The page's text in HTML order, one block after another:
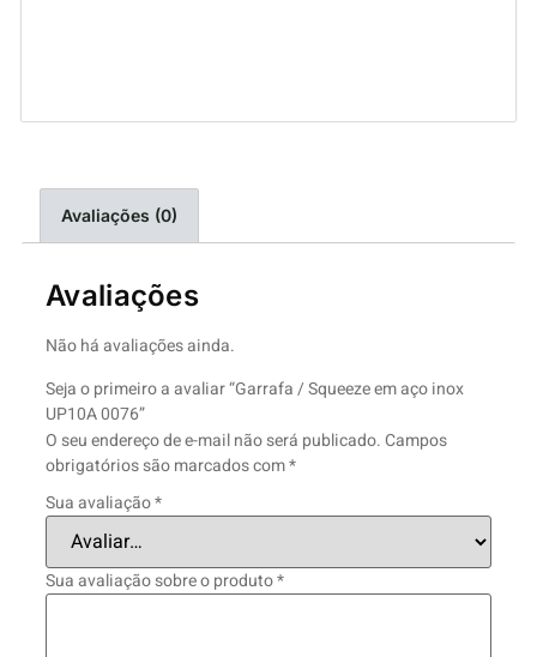
Avaliações (0)
Avaliações
Não há avaliações ainda.
Seja o primeiro a avaliar “Garrafa / Squeeze em aço inox
UP10A 0076”
O seu endereço de e-mail não será publicado.Campos
obrigatórios são marcados com*
Sua avaliação*
Sua avaliação sobre o produto*